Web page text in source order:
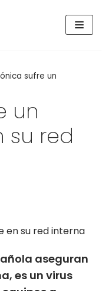
sufre un
un
su red
aseguran
es un virus